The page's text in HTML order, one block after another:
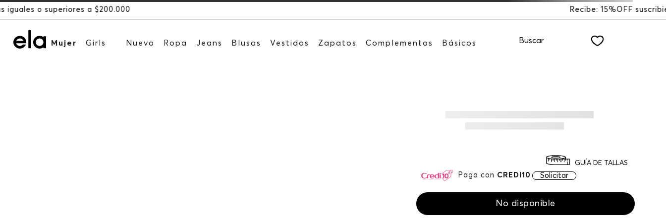
Recibe: 15%OFF suscribiéndote a nuestro NEWSLETTER
Mujer Girls Nuevo Ropa Jeans Blusas Vestidos Zapatos Complementos Básicos Buscar
Paga con CREDI10 Solicitar
GUÍA DE TALLAS
No disponible